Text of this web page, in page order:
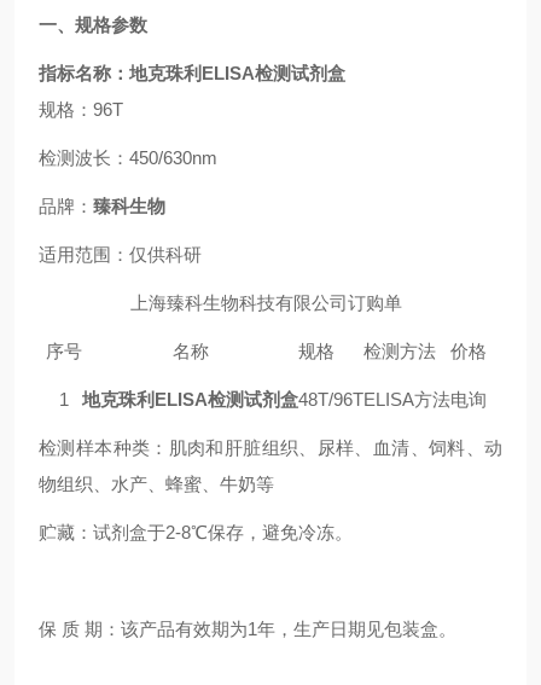
一、规格参数
指标名称： 地克珠利ELISA检测试剂盒
规格：96T
检测波长：450/630nm
品牌： 臻科生物
适用范围：仅供科研
上海臻科生物科技有限公司订购单
序号 名称 规格 检测方法 价格
1 地克珠利ELISA检测试剂盒48T/96TELISA方法电询
检测样本种类：肌肉和肝脏组织、尿样、血清、饲料
动
物组织
水产 蜂蜜 牛奶等
贮藏：试剂盒于2-8℃保存，避免冷冻。
保 质 期：该产品有效期为1年，生产日期见包装盒。